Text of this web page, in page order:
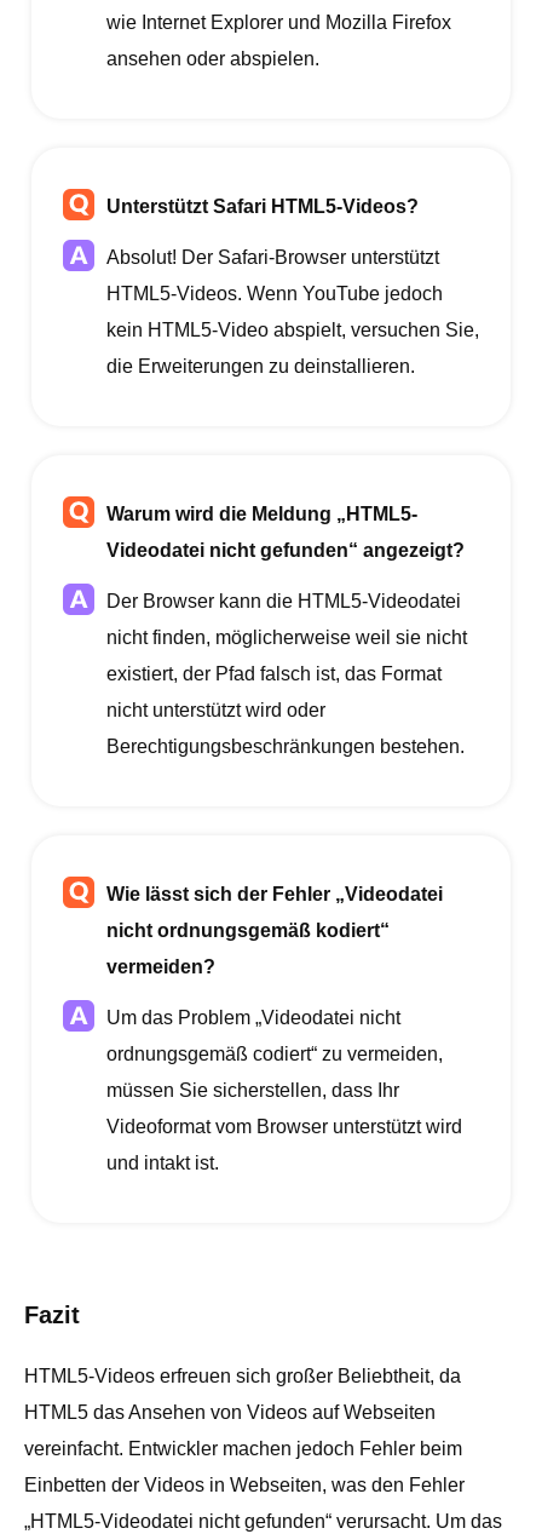
wie Internet Explorer und Mozilla Firefox
ansehen oder abspielen.
Unterstützt Safari HTML5-Videos?
Absolut! Der Safari-Browser unterstützt
HTML5-Videos. Wenn YouTube jedoch
kein HTML5-Video abspielt, versuchen Sie,
die Erweiterungen zu deinstallieren.
Warum wird die Meldung „HTML5-
Videodatei nicht gefunden“ angezeigt?
Der Browser kann die HTML5-Videodatei
nicht finden, möglicherweise weil sie nicht
existiert, der Pfad falsch ist, das Format
nicht unterstützt wird oder
Berechtigungsbeschränkungen bestehen.
Wie lässt sich der Fehler „Videodatei
nicht ordnungsgemäß kodiert“
vermeiden?
Um das Problem „Videodatei nicht
ordnungsgemäß codiert“ zu vermeiden,
müssen Sie sicherstellen, dass Ihr
Videoformat vom Browser unterstützt wird
und intakt ist.
Fazit
HTML5-Videos erfreuen sich großer Beliebtheit, da
HTML5 das Ansehen von Videos auf Webseiten
vereinfacht. Entwickler machen jedoch Fehler beim
Einbetten der Videos in Webseiten, was den Fehler
„HTML5-Videodatei nicht gefunden“ verursacht. Um das